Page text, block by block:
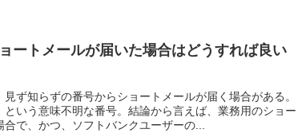
ートメールが届いた場合はどうすれば良い
ず知らずの番号からショートメールが届く場合がある。
いう意味不明な番号。結論から言えば、業務用のショー
合で、かつ、ソフトバンクユーザーの...